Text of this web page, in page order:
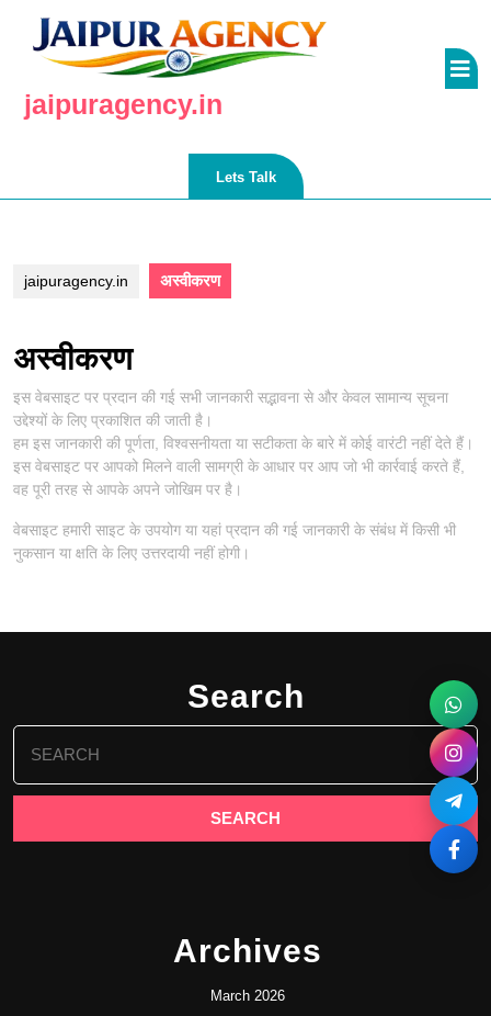
content
jaipuragency.in
Lets TalkLets
jaipuragency.in अस्वीकरण
अस्वीकरण
इस वेबसाइट पर प्रदान की गई सभी जानकारी सद्भावना से और केवल सामान्य सूचना
उद्देश्यों के लिए प्रकाशित की जाती है।
हम इस जानकारी की पूर्णता, विश्वसनीयता या सटीकता के बारे में कोई वारंटी नहीं देते हैं।
इस वेबसाइट पर आपको मिलने वाली सामग्री के आधार पर आप जो भी कार्रवाई करते हैं,
वह पूरी तरह से आपके अपने जोखिम पर है।
वेबसाइट हमारी साइट के उपयोग या यहां प्रदान की गई जानकारी के संबंध में किसी भी
नुकसान या क्षति के लिए उत्तरदायी नहीं होगी।
Search
Search
for:
Archives
March 2026